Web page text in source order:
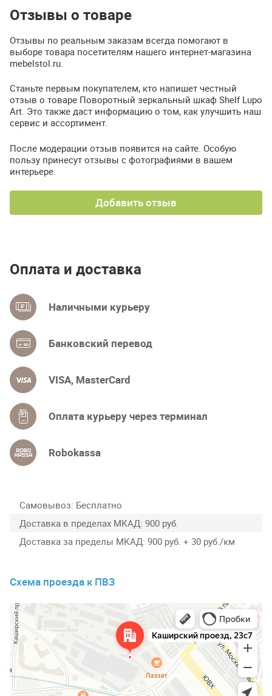
Отзывы о товаре
Отзывы по реальным заказам всегда помогают в
выборе товара посетителям нашего интернет-магазина
mebelstol.ru.
Станьте первым покупателем, кто напишет честный
отзыв о товаре Поворотный зеркальный шкаф Shelf Lupo
Art. Это также даст информацию о том, как улучшить наш
сервис и ассортимент.
После модерации отзыв появится на сайте. Особую
пользу принесут отзывы с фотографиями в вашем
интерьере.
Добавить отзыв
Оплата и доставка
Наличными курьеру
Банковский перевод
VISA, MasterCard
Оплата курьеру через терминал
Robokassa
Самовывоз Бесплатно
Доставка в пределах МКАД 900 руб.
Доставка за пределы МКАД 900 руб. + 30 руб./км
Схема проезда к ПВЗ